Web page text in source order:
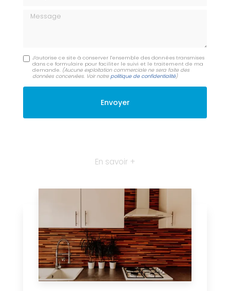
Message
J'autorise ce site à conserver l'ensemble des données transmises
dans ce formulaire pour faciliter le suivi et le traitement de ma
demande. (Aucune exploitation commerciale ne sera faite des
données concervées. Voir notrepolitique de confidentialité)
En savoir +